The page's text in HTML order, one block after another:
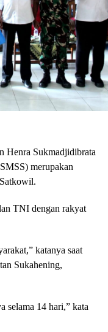
Henra Sukmadjidibrata
merupakan
TNI dengan rakyat
katanya saat
Sukahening,
selama 14 hari,” kata